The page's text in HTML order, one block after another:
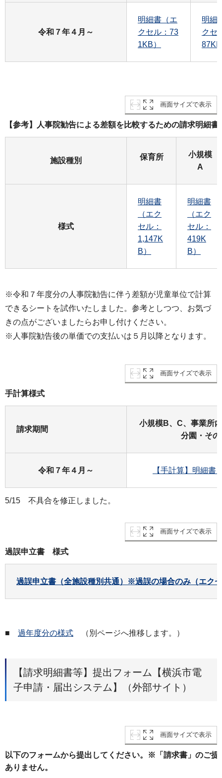
令和７年４月～
明細書（エ
クセル：73
1KB）
明細
クセ
画面サイズで表示
【参考】人事院勧告による差額を比較するための請求明細書
施設種別 保育所
小規模
A
様式
明細書
（エク
セル：
1,147K
B）
明細書
（エク
セル：
419K
B）
※令和７年度分の人事院勧告に伴う差額が児童単位で計算
できるシートを試作いたしました。参考としつつ、お気づ
きの点がございましたらお申し付けください。
※人事院勧告後の単価での支払いは５月以降となります。
画面サイズで表示
手計算様式
請求期間
小規模B、C、事業所
分園・そ
令和７年４月～ 【手計算】明細書
5/15 不具合を修正しました。
画面サイズで表示
過誤申立書 様式
過誤申立書（全施設種別共通）※過誤の場合のみ（エク
■ 過年度分の様式 （別ページへ推移します。）
【請求明細書等】提出フォーム【横浜市電
子申請・届出システム】（外部サイト）
画面サイズで表示
以下のフォームから提出してください。※「請求書」のご
ありません。